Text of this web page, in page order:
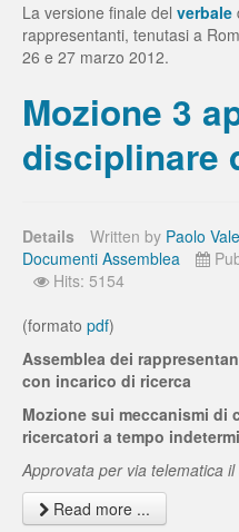
La versione finale del verbale
rappresentanti, tenutasi a
26 e 27 marzo 2012.
Mozione 3
disciplinare
Details Written by Paolo
Documenti Assemblea
Hits: 5154
(formato pdf)
Assemblea dei
con incarico di ricerca
Mozione sui meccanismi di
ricercatori a tempo
Approvata per via telematica
Read more ...